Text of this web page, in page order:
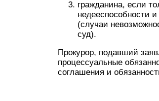
гражданина, если
недееспособности
(случаи
суд).
Прокурор, подавший
процессуальные
соглашения и